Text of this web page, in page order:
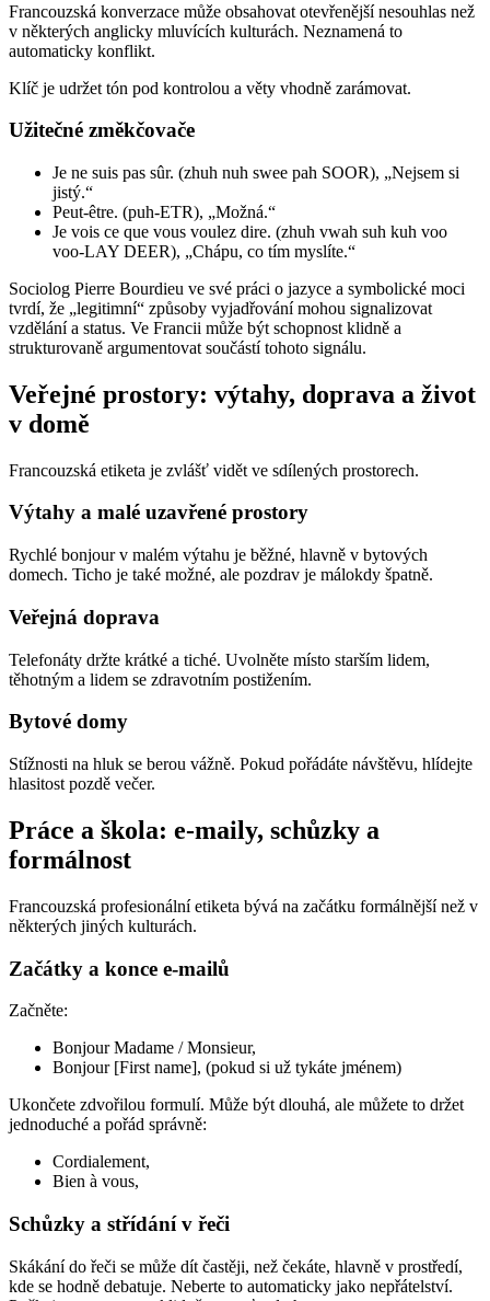
Francouzská konverzace může obsahovat otevřenější nesouhlas než
v některých anglicky mluvících kulturách. Neznamená to
automaticky konflikt.
Klíč je udržet tón pod kontrolou a věty vhodně zarámovat.
Užitečné změkčovače
Je ne suis pas sûr. (zhuh nuh swee pah SOOR), „Nejsem si
jistý.“
Peut-être. (puh-ETR), „Možná.“
Je vois ce que vous voulez dire. (zhuh vwah suh kuh voo
voo-LAY DEER), „Chápu, co tím myslíte.“
Sociolog Pierre Bourdieu ve své práci o jazyce a symbolické moci
tvrdí, že „legitimní“ způsoby vyjadřování mohou signalizovat
vzdělání a status. Ve Francii může být schopnost klidně a
strukturovaně argumentovat součástí tohoto signálu.
Veřejné prostory: výtahy, doprava a život
v domě
Francouzská etiketa je zvlášť vidět ve sdílených prostorech.
Výtahy a malé uzavřené prostory
Rychlé bonjour v malém výtahu je běžné, hlavně v bytových
domech. Ticho je také možné, ale pozdrav je málokdy špatně.
Veřejná doprava
Telefonáty držte krátké a tiché. Uvolněte místo starším lidem,
těhotným a lidem se zdravotním postižením.
Bytové domy
Stížnosti na hluk se berou vážně. Pokud pořádáte návštěvu, hlídejte
hlasitost pozdě večer.
Práce a škola: e-maily, schůzky a
formálnost
Francouzská profesionální etiketa bývá na začátku formálnější než v
některých jiných kulturách.
Začátky a konce e-mailů
Začněte:
Bonjour Madame / Monsieur,
Bonjour [First name], (pokud si už tykáte jménem)
Ukončete zdvořilou formulí. Může být dlouhá, ale můžete to držet
jednoduché a pořád správně:
Cordialement,
Bien à vous,
Schůzky a střídání v řeči
Skákání do řeči se může dít častěji, než čekáte, hlavně v prostředí,
kde se hodně debatuje. Neberte to automaticky jako nepřátelství.